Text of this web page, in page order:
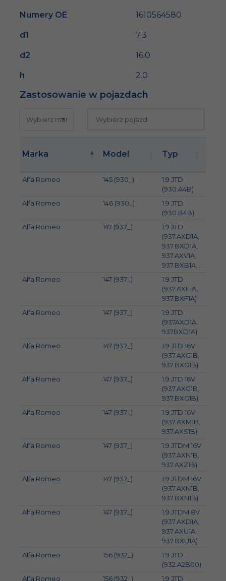
Numery OE 1610564580
d1 7.3
d2 16.0
h 2.0
Zastosowanie w pojazdach
Marka Model Typ
Alfa Romeo 145 (930_)
1.9 JTD
(930.A4B)
Alfa Romeo 146 (930_)
1.9 JTD
(930.B4B)
Alfa Romeo 147 (937_)
1.9 JTD
(937.AXD1A,
937.BXD1A,
937.AXV1A,
937.BXB1A,...
Alfa Romeo 147 (937_)
1.9 JTD
(937.AXF1A,
937.BXF1A)
Alfa Romeo 147 (937_)
1.9 JTD
(937AXD1A,
937BXD1A)
Alfa Romeo 147 (937_)
1.9 JTD 16V
(937.AXG1B,
937.BXG1B)
Alfa Romeo 147 (937_)
1.9 JTD 16V
(937.AXG1B,
937.BXG1B)
Alfa Romeo 147 (937_)
1.9 JTD 16V
(937.AXM1B,
937.AXS1B)
Alfa Romeo 147 (937_)
1.9 JTDM 16V
(937.AXN1B,
937.AXZ1B)
Alfa Romeo 147 (937_)
1.9 JTDM 16V
(937.AXN1B,
937.BXN1B)
Alfa Romeo 147 (937_)
1.9 JTDM 8V
(937.AXD1A,
937.AXU1A,
937.BXU1A)
Alfa Romeo 156 (932_)
1.9 JTD
(932.A2B00)
Alfa Romeo 156 (932_) 1.9 JTD